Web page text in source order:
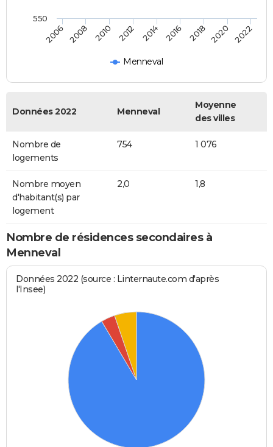
Menneval
2006 2008 2010 2012 2014 2016 2018 2020 2022
550
Données 2022 Menneval
Moyenne
des villes
Nombre de
logements
754 1 076
Nombre moyen
d'habitant(s) par
logement
2,0 1,8
Nombre de résidences secondaires à
Menneval
Données 2022 (source : Linternaute.com d'après
l'Insee)